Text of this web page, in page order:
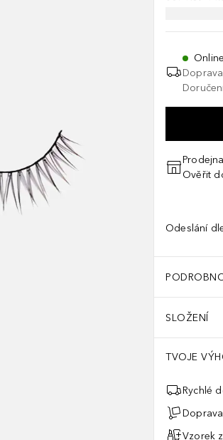
Online
Ověřit
Odeslání
SLOŽENÍ
TVOJE
Rychlé
Vzorek